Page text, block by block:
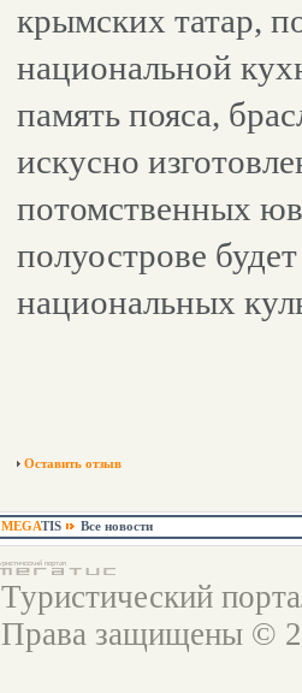
крымских татар,
национальной
память пояса,
искусно
потомственных
полуострове
национальных
Оставить отзыв
MEGATIS Все новости
Туристический
Права защищены ©